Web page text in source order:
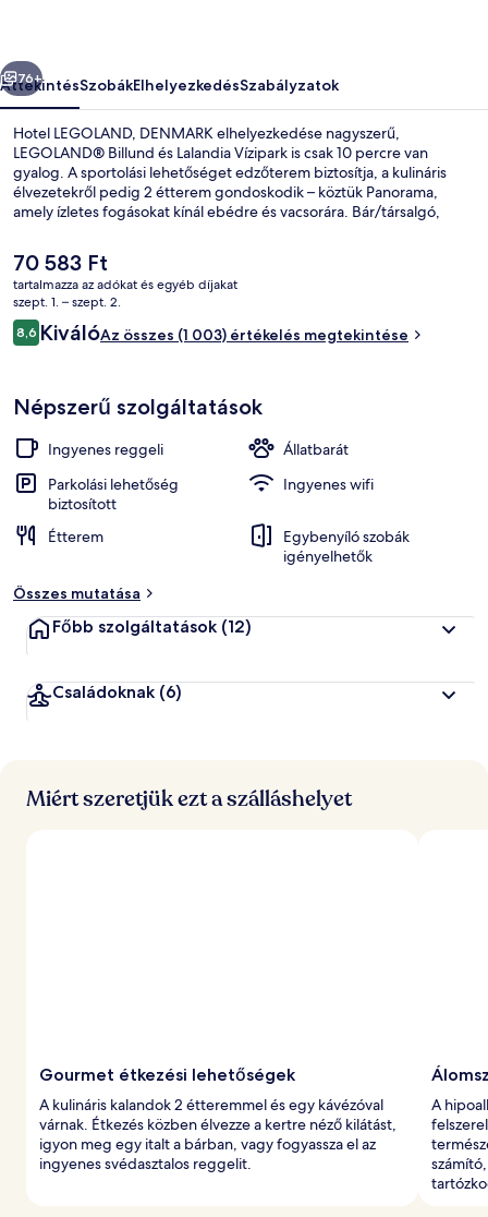
Következő
76+
ÁttekintésSzobákElhelyezkedésSzabályzatok
Hotel LEGOLAND, DENMARK elhelyezkedése nagyszerű,
LEGOLAND® Billund és Lalandia Vízipark is csak 10 percre van
gyalog. A sportolási lehetőséget edzőterem biztosítja, a kulináris
élvezetekről pedig 2 étterem gondoskodik – köztük Panorama,
amely ízletes fogásokat kínál ebédre és vacsorára. Bár/társalgó,
következő jellemzőit: segítőkész személyzet és a szálláshely általános
állapota.
A
jelenlegi
ár
70 583 Ft
70 583 Ft
tartalmazza az adókat és egyéb díjakat
szept. 1. – szept. 2.
Értékelések
8,68,6 ennyiből: 10
KiválóAz összes (1 003) értékelés megtekintése
Népszerű szolgáltatások
Ingyenes reggeli
Állatbarát
Parkolási lehetőség
biztosított
Ingyenes wifi
Étterem
Egybenyíló szobák
igényelhetők
Összes mutatása
Főbb szolgáltatások (12)
Családoknak (6)
Miért szeretjük ezt a szálláshelyet
Gourmet étkezési lehetőségek
A kulináris kalandok 2 étteremmel és egy kávézóval
várnak. Étkezés közben élvezze a kertre néző kilátást,
igyon meg egy italt a bárban, vagy fogyassza el az
ingyenes svédasztalos reggelit.
A